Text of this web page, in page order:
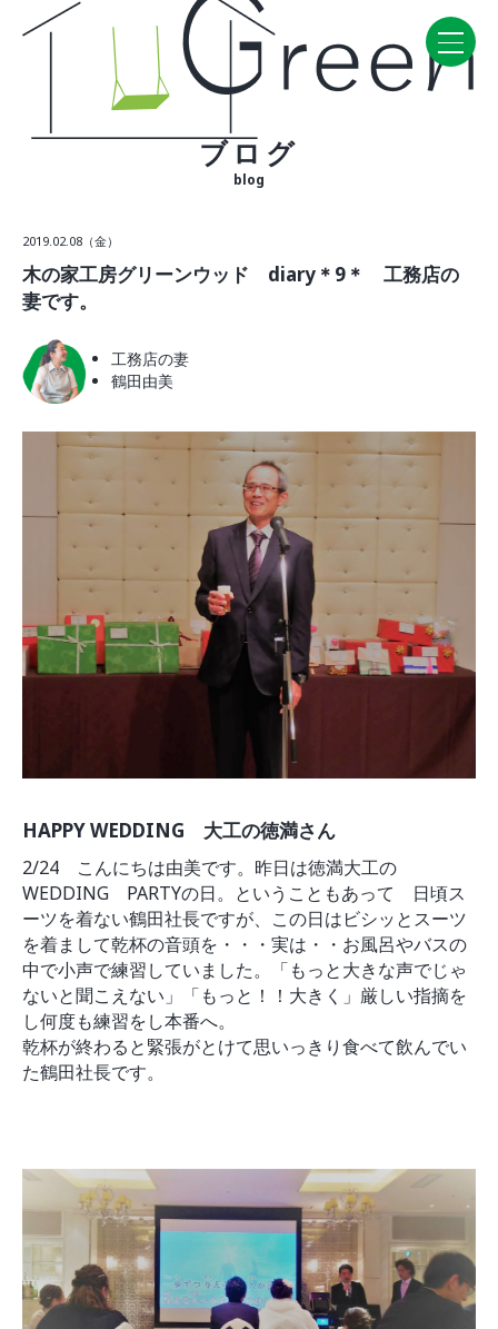
CONCEPT・BUILD
コンセプト
自然素材
ラインナップ
WORK
モデルルーム
イベント
ABOUT
採用情報
スタッフ紹介
ブログ
ブログ
blog
2019.02.08（金）
木の家工房グリーンウッド diary＊9＊ 工務店の
妻です。
工務店の妻
鶴田由美
HAPPY WEDDING 大工の徳満さん
2/24 こんにちは由美です。昨日は徳満大工の
WEDDING PARTYの日。ということもあって 日頃ス
ーツを着ない鶴田社長ですが、この日はビシッとスーツ
を着まして乾杯の音頭を・・・実は・・お風呂やバスの
中で小声で練習していました。「もっと大きな声でじゃ
ないと聞こえない」「もっと！！大きく」厳しい指摘を
し何度も練習をし本番へ。
乾杯が終わると緊張がとけて思いっきり食べて飲んでい
た鶴田社長です。